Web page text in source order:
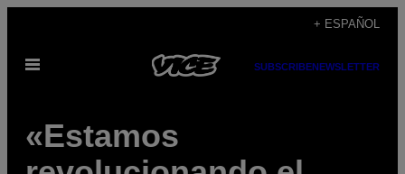
contenido
+ ESPAÑOL
Abrir
SUBSCRIBENEWSLETTER
«Estamos